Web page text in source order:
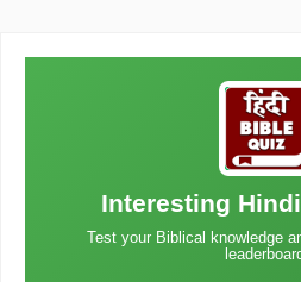
Interesting
Test your Biblical knowledge